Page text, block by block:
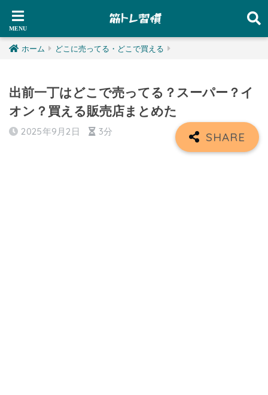
ホーム どこに売ってる・どこで買える
出前一丁はどこで売ってる？スーパー？イ
オン？買える販売店まとめた
2025年9月2日 3分